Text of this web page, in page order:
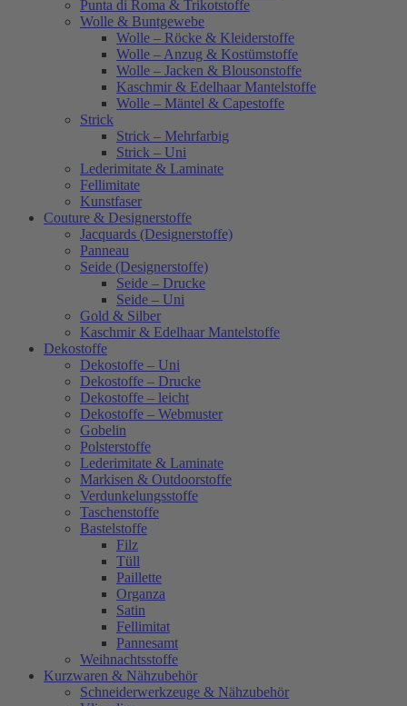
Punta di Roma & Trikotstoffe
Wolle & Buntgewebe
Wolle – Röcke & Kleiderstoffe
Wolle – Anzug & Kostümstoffe
Wolle – Jacken & Blousonstoffe
Kaschmir & Edelhaar Mantelstoffe
Wolle – Mäntel & Capestoffe
Strick
Strick – Mehrfarbig
Strick – Uni
Lederimitate & Laminate
Fellimitate
Kunstfaser
Couture & Designerstoffe
Jacquards (Designerstoffe)
Panneau
Seide (Designerstoffe)
Seide – Drucke
Seide – Uni
Gold & Silber
Kaschmir & Edelhaar Mantelstoffe
Dekostoffe
Dekostoffe – Uni
Dekostoffe – Drucke
Dekostoffe – leicht
Dekostoffe – Webmuster
Gobelin
Polsterstoffe
Lederimitate & Laminate
Markisen & Outdoorstoffe
Verdunkelungsstoffe
Taschenstoffe
Bastelstoffe
Filz
Tüll
Paillette
Organza
Satin
Fellimitat
Pannesamt
Weihnachtsstoffe
Kurzwaren & Nähzubehör
Schneiderwerkzeuge & Nähzubehör